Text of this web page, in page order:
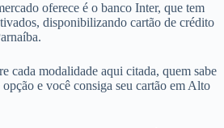
oferece é o banco Inter, que tem
disponibilizando cartão de crédito
cada modalidade aqui citada, quem sabe
opção e você consiga seu cartão em Alto